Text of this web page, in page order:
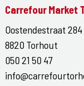
Carrefour Market
Oostendestraat 284
8820 Torhout
050 21 50 47